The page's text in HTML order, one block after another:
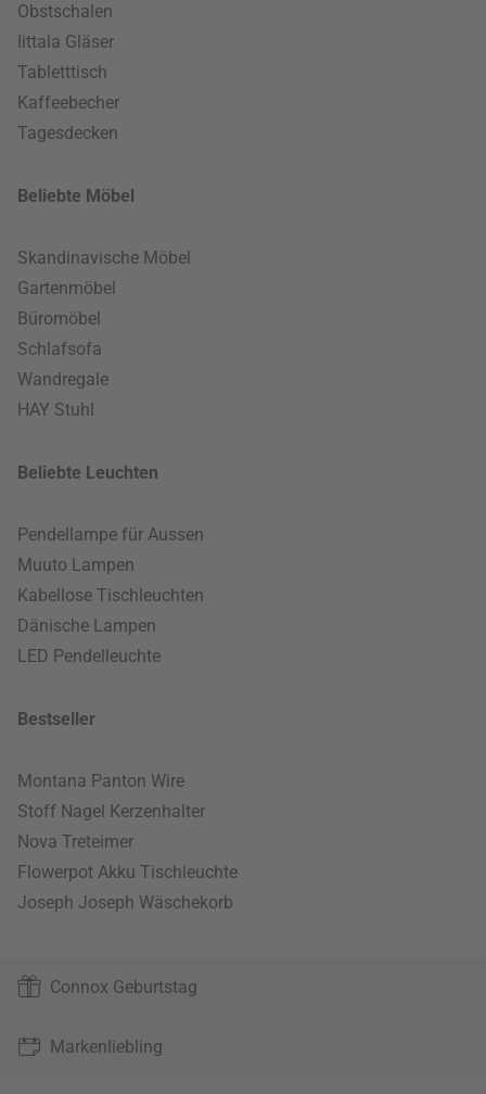
Obstschalen
Iittala Gläser
Tabletttisch
Kaffeebecher
Tagesdecken
Beliebte Möbel
Skandinavische Möbel
Gartenmöbel
Büromöbel
Schlafsofa
Wandregale
HAY Stuhl
Beliebte Leuchten
Pendellampe für Aussen
Muuto Lampen
Kabellose Tischleuchten
Dänische Lampen
LED Pendelleuchte
Bestseller
Montana Panton Wire
Stoff Nagel Kerzenhalter
Nova Treteimer
Flowerpot Akku Tischleuchte
Joseph Joseph Wäschekorb
Connox Geburtstag
Markenliebling